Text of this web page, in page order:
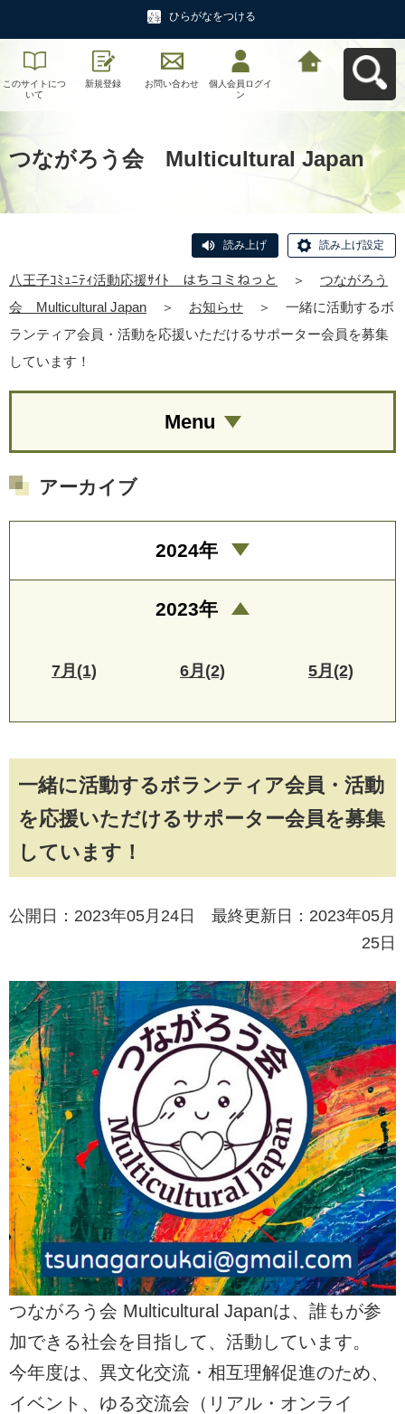
ひらがなをつける
このサイトにつ
いて
新規登録 お問い合わせ
個人会員ログイ
ン
つながろう会 Multicultural Japan
読み上げ 読み上げ設定
八王子ｺﾐｭﾆﾃｨ活動応援ｻｲﾄ はちコミねっと ＞
つながろう
会 Multicultural Japan
＞ お知らせ ＞
一緒に活動するボ
ランティア会員・活動を応援いただけるサポーター会員を募集
しています！
一緒に活動するボランティア会員・活動
を応援いただけるサポーター会員を募集
しています！
公開日：2023年05月24日 最終更新日：2023年05月
25日
つながろう会 Multicultural Japanは、誰もが参
加できる社会を目指して、活動しています。
今年度は、異文化交流・相互理解促進のため、
イベント、ゆる交流会（リアル・オンライ
Menu
アーカイブ
2024年
2023年
7月(1) 6月(2) 5月(2)